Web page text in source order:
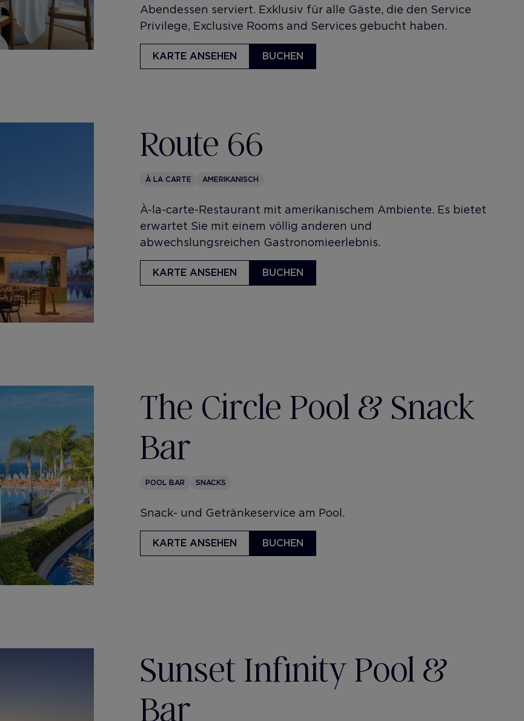
Abendessen serviert. Exklusiv für alle Gäste, die den Service
Privilege, Exclusive Rooms and Services gebucht haben.
KARTE ANSEHEN BUCHEN
Route 66
À LA CARTE AMERIKANISCH
​À-la-carte-Restaurant mit amerikanischem Ambiente. Es bietet
erwartet Sie mit einem völlig anderen und
abwechslungsreichen Gastronomieerlebnis.
KARTE ANSEHEN BUCHEN
The Circle Pool & Snack
Bar
POOL BAR SNACKS
Snack- und Getränkeservice am Pool.
KARTE ANSEHEN BUCHEN
Sunset Infinity Pool &
Bar